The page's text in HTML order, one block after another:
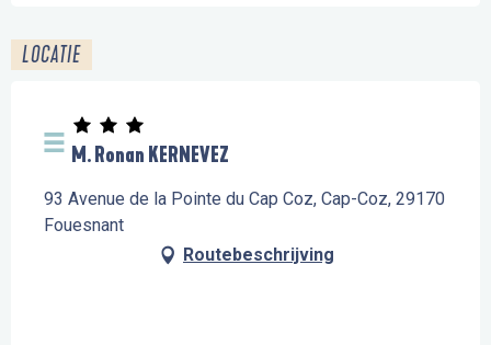
LOCATIE
M. Ronan KERNEVEZ
93 Avenue de la Pointe du Cap Coz, Cap-Coz, 29170
Fouesnant
Routebeschrijving